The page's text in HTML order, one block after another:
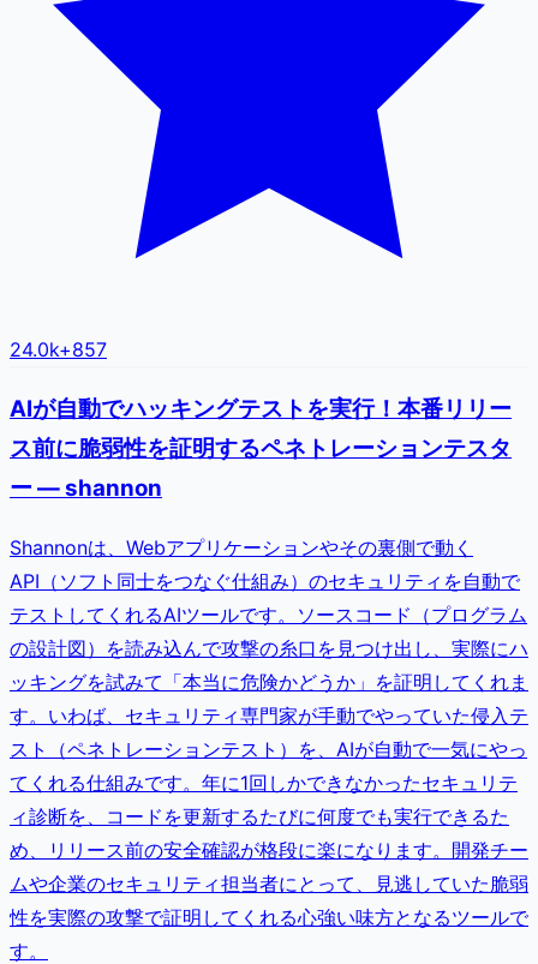
24.0k+857
AIが自動でハッキングテストを実行！本番リリー
ス前に脆弱性を証明するペネトレーションテスタ
ー — shannon
Shannonは、Webアプリケーションやその裏側で動く
API（ソフト同士をつなぐ仕組み）のセキュリティを自動で
テストしてくれるAIツールです。ソースコード（プログラム
の設計図）を読み込んで攻撃の糸口を見つけ出し、実際にハ
ッキングを試みて「本当に危険かどうか」を証明してくれま
す。いわば、セキュリティ専門家が手動でやっていた侵入テ
スト（ペネトレーションテスト）を、AIが自動で一気にやっ
てくれる仕組みです。年に1回しかできなかったセキュリテ
ィ診断を、コードを更新するたびに何度でも実行できるた
め、リリース前の安全確認が格段に楽になります。開発チー
ムや企業のセキュリティ担当者にとって、見逃していた脆弱
性を実際の攻撃で証明してくれる心強い味方となるツールで
す。